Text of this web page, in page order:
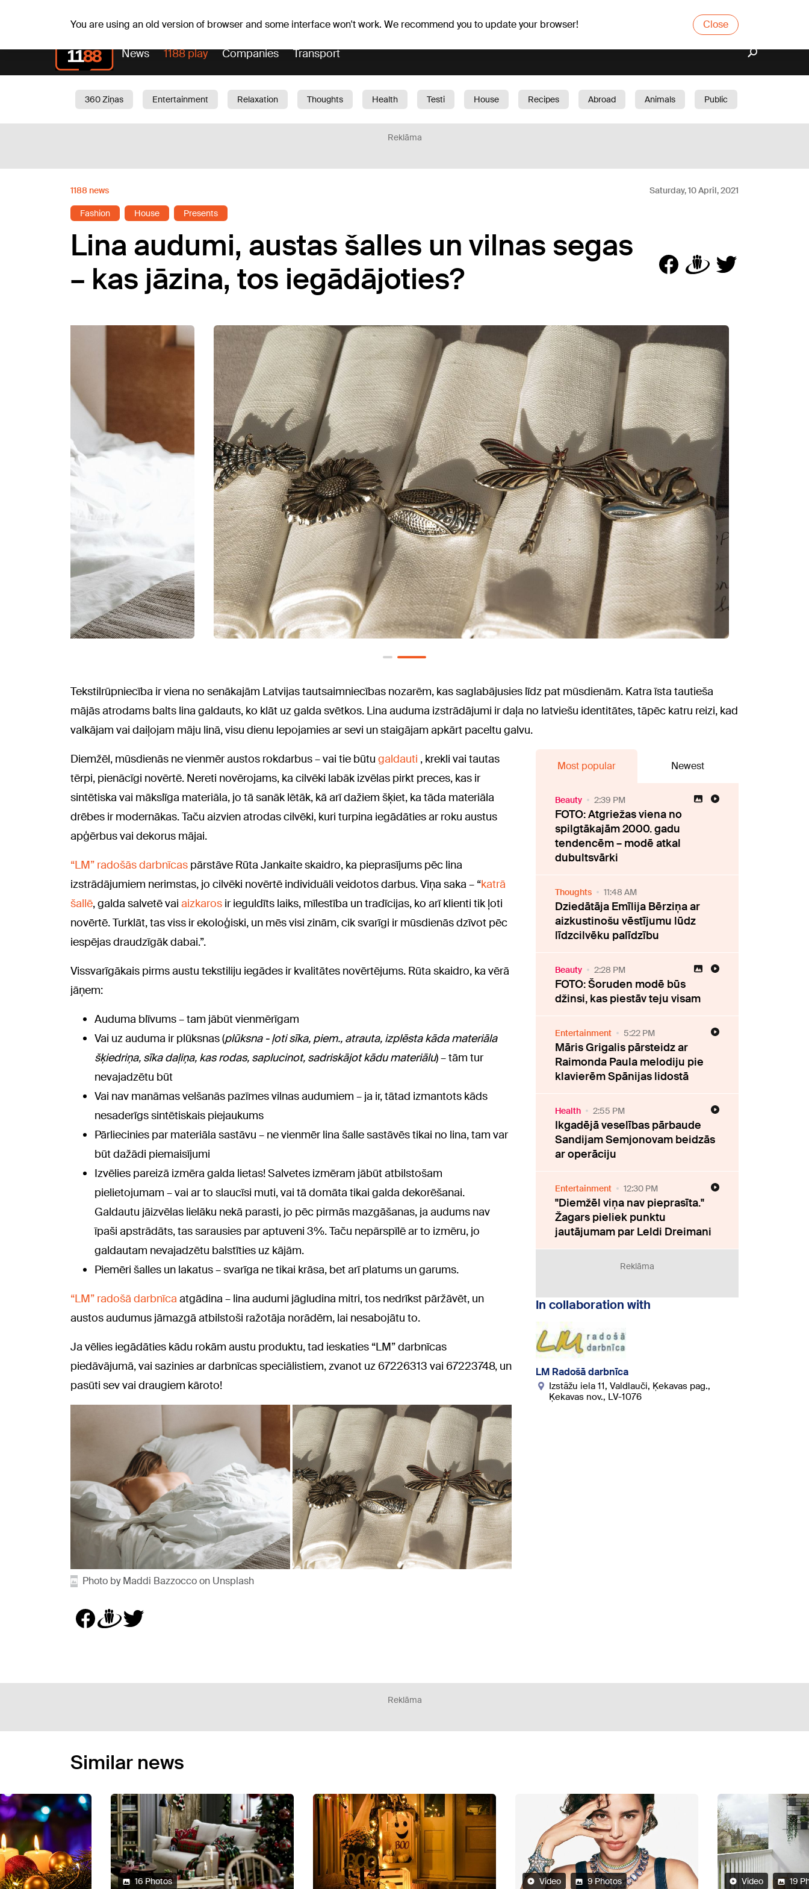
You are using an old version of browser and some interface won't work. We recommend you to update your browser! Close
News 1188 play Companies Transport
360 Ziņas Entertainment Relaxation Thoughts Health Testi House Recipes Abroad Animals
Public
Reklāma
1188 news Saturday, 10 April, 2021
Fashion House Presents
Lina audumi, austas šalles un vilnas segas
– kas jāzina, tos iegādājoties?
Tekstilrūpniecība ir viena no senākajām Latvijas tautsaimniecības nozarēm, kas saglabājusies līdz pat mūsdienām. Katra īsta tautieša
mājās atrodams balts lina galdauts, ko klāt uz galda svētkos. Lina auduma izstrādājumi ir daļa no latviešu identitātes, tāpēc katru reizi, kad
valkājam vai daiļojam māju linā, visu dienu lepojamies ar sevi un staigājam apkārt paceltu galvu.
Diemžēl, mūsdienās ne vienmēr austos rokdarbus – vai tie būtu galdauti , krekli vai tautas
tērpi, pienācīgi novērtē. Nereti novērojams, ka cilvēki labāk izvēlas pirkt preces, kas ir
sintētiska vai mākslīga materiāla, jo tā sanāk lētāk, kā arī dažiem šķiet, ka tāda materiāla
drēbes ir modernākas. Taču aizvien atrodas cilvēki, kuri turpina iegādāties ar roku austus
apģērbus vai dekorus mājai.
“LM” radošās darbnīcas pārstāve Rūta Jankaite skaidro, ka pieprasījums pēc lina
izstrādājumiem nerimstas, jo cilvēki novērtē individuāli veidotos darbus. Viņa saka – “katrā
šallē, galda salvetē vai aizkaros ir ieguldīts laiks, mīlestība un tradīcijas, ko arī klienti tik ļoti
novērtē. Turklāt, tas viss ir ekoloģiski, un mēs visi zinām, cik svarīgi ir mūsdienās dzīvot pēc
iespējas draudzīgāk dabai.”.
Vissvarīgākais pirms austu tekstiliju iegādes ir kvalitātes novērtējums. Rūta skaidro, ka vērā
jāņem:
Auduma blīvums – tam jābūt vienmērīgam
Vai uz auduma ir plūksnas (plūksna - ļoti sīka, piem., atrauta, izplēsta kāda materiāla
šķiedriņa, sīka daļiņa, kas rodas, saplucinot, sadriskājot kādu materiālu) – tām tur
nevajadzētu būt
Vai nav manāmas velšanās pazīmes vilnas audumiem – ja ir, tātad izmantots kāds
nesaderīgs sintētiskais piejaukums
Pārliecinies par materiāla sastāvu – ne vienmēr lina šalle sastāvēs tikai no lina, tam var
būt dažādi piemaisījumi
Izvēlies pareizā izmēra galda lietas! Salvetes izmēram jābūt atbilstošam
pielietojumam – vai ar to slaucīsi muti, vai tā domāta tikai galda dekorēšanai.
Galdautu jāizvēlas lielāku nekā parasti, jo pēc pirmās mazgāšanas, ja audums nav
īpaši apstrādāts, tas sarausies par aptuveni 3%. Taču nepārspīlē ar to izmēru, jo
galdautam nevajadzētu balstīties uz kājām.
Piemēri šalles un lakatus – svarīga ne tikai krāsa, bet arī platums un garums.
“LM” radošā darbnīca atgādina – lina audumi jāgludina mitri, tos nedrīkst pāržāvēt, un
austos audumus jāmazgā atbilstoši ražotāja norādēm, lai nesabojātu to.
Ja vēlies iegādāties kādu rokām austu produktu, tad ieskaties “LM” darbnīcas
piedāvājumā, vai sazinies ar darbnīcas speciālistiem, zvanot uz 67226313 vai 67223748, un
pasūti sev vai draugiem kāroto!
Photo by Maddi Bazzocco on Unsplash
Most popular Newest
Beauty 2:39 PM
FOTO: Atgriežas viena no
spilgtākajām 2000. gadu
tendencēm – modē atkal
dubultsvārki
Thoughts 11:48 AM
Dziedātāja Emīlija Bērziņa ar
aizkustinošu vēstījumu lūdz
līdzcilvēku palīdzību
Beauty 2:28 PM
FOTO: Šoruden modē būs
džinsi, kas piestāv teju visam
Entertainment 5:22 PM
Māris Grigalis pārsteidz ar
Raimonda Paula melodiju pie
klavierēm Spānijas lidostā
Health 2:55 PM
Ikgadējā veselības pārbaude
Sandijam Semjonovam beidzās
ar operāciju
Entertainment 12:30 PM
"Diemžēl viņa nav pieprasīta."
Žagars pieliek punktu
jautājumam par Leldi Dreimani
Reklāma
In collaboration with
LM Radošā darbnīca
Izstāžu iela 11, Valdlauči, Ķekavas pag.,
Ķekavas nov., LV-1076
Reklāma
Similar news
Video 9 Photos Video 19 Photos